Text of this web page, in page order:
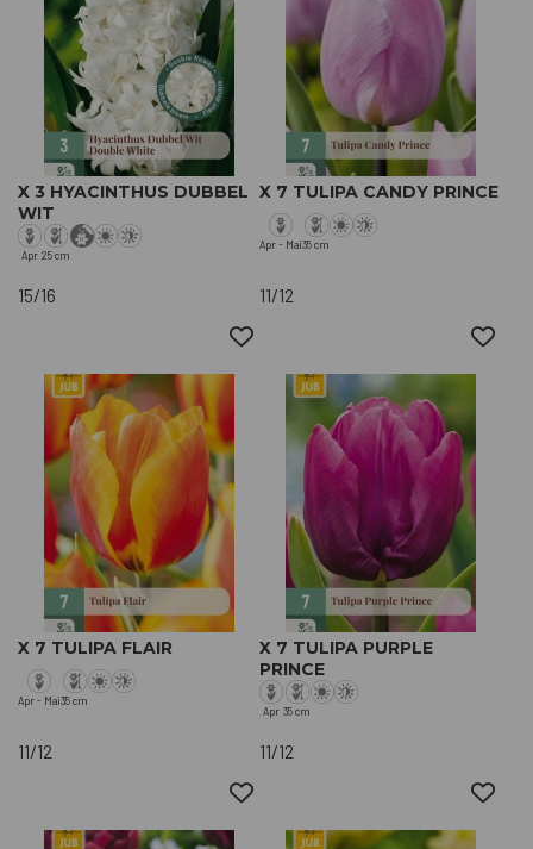
X 3 HYACINTHUS DUBBEL
WIT
Apr 25 cm
15/16
X 7 TULIPA CANDY PRINCE
Apr - Mai35 cm
11/12
X 7 TULIPA FLAIR
Apr - Mai35 cm
11/12
X 7 TULIPA PURPLE
PRINCE
Apr 35 cm
11/12